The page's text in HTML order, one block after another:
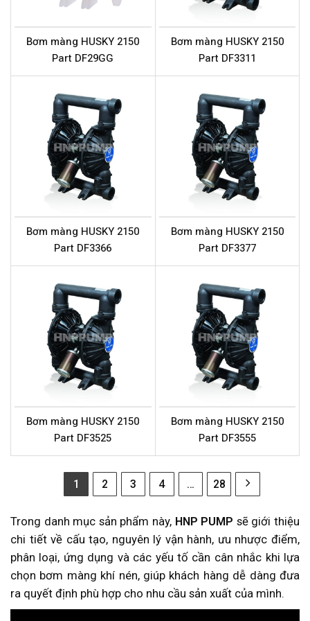
Bơm màng HUSKY 2150
Part DF29GG
Bơm màng HUSKY 2150
Part DF3311
Bơm màng HUSKY 2150
Part DF3366
Bơm màng HUSKY 2150
Part DF3377
Bơm màng HUSKY 2150
Part DF3525
Bơm màng HUSKY 2150
Part DF3555
1 2 3 4 … 28
Trong danh mục sản phẩm này, HNP PUMP sẽ giới thiệu
chi tiết về cấu tạo, nguyên lý vận hành, ưu nhược điểm,
phân loại, ứng dụng và các yếu tố cần cân nhắc khi lựa
chọn bơm màng khí nén, giúp khách hàng dễ dàng đưa
ra quyết định phù hợp cho nhu cầu sản xuất của mình.